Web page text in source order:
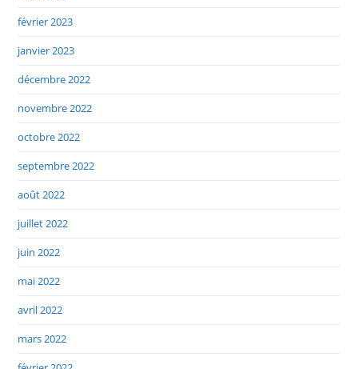
février 2023
janvier 2023
décembre 2022
novembre 2022
octobre 2022
septembre 2022
août 2022
juillet 2022
juin 2022
mai 2022
avril 2022
mars 2022